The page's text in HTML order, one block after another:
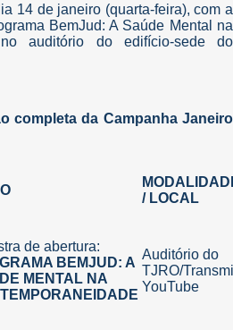
14 de janeiro (quarta-feira), com a
BemJud: A Saúde Mental na
no auditório do edifício-sede do
completa da Campanha Janeiro
/ LOCAL
de abertura:
BEMJUD: A
MENTAL NA
Auditório do
TJRO/
YouTube